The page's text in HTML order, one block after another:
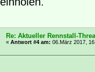
Re: Aktueller Rennstall-
«Antwort #4 am: 06.März 2017,